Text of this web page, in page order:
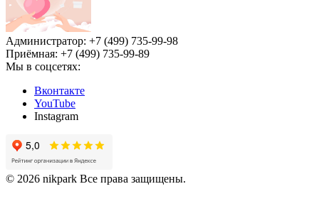
Администратор: +7 (499) 735-99-98
Приёмная: +7 (499) 735-99-89
Мы в соцсетях:
Вконтакте
YouTube
Instagram
© 2026 nikpark Все права защищены.